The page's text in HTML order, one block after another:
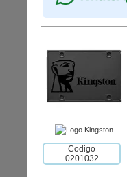
Codigo
0201032